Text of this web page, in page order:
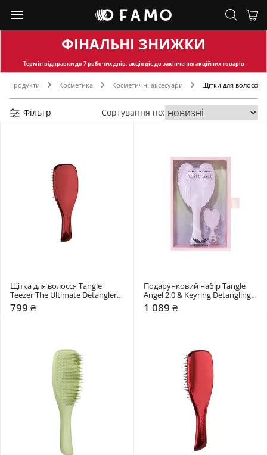
ФІНАЛЬНІ ЗНИЖКИ
Термін відправкидо 7 робочих днів, акція діє до закінчення акційних товарів
Продукти Косметика Косметичні аксесуари Щітки для волосся
Фільтр Сортування по:
Щітка для волосся Tangle
Teezer The Ultimate Detangler
Chrome Mini
799 ₴
Подарунковий набір Tangle
Angel 2.0 & Keyring Detangling
Gift Set
1 089 ₴